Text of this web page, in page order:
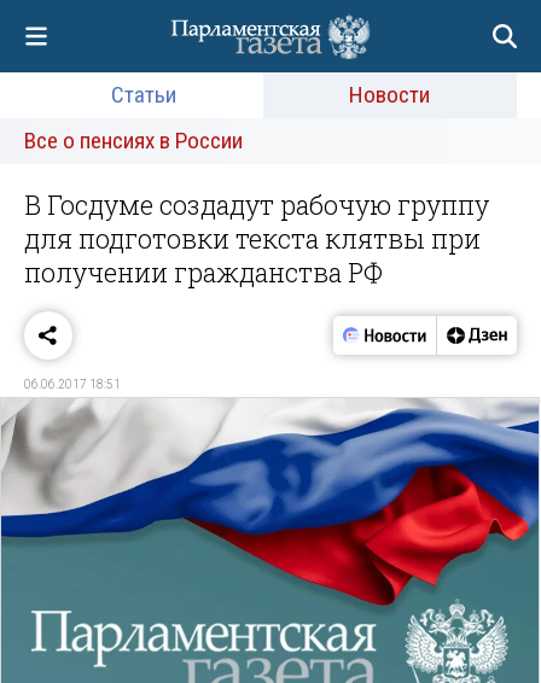
Статьи
Новости
Все о пенсиях в России
В Госдуме создадут рабочую группу
для подготовки текста клятвы при
получении гражданства РФ
06.06.2017 18:51